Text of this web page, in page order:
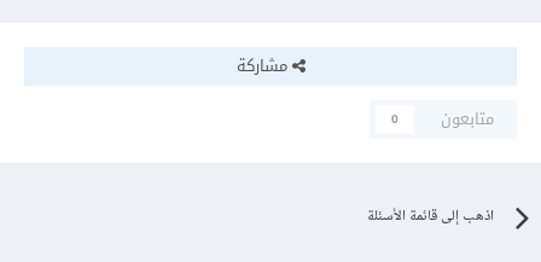
مشاركة
متابعون
0
اذهب إلى قائمة الأسئلة